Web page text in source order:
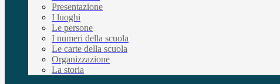
Presentazione
I luoghi
Le persone
I numeri della scuola
Le carte della scuola
Organizzazione
La storia